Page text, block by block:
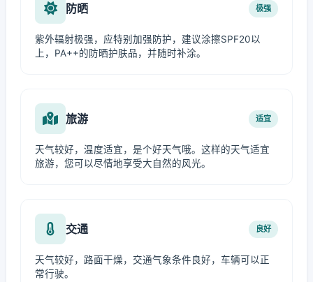
防晒 极强
紫外辐射极强，应特别加强防护，建议涂擦SPF20以
上，PA++的防晒护肤品，并随时补涂。
旅游 适宜
天气较好，温度适宜，是个好天气哦。这样的天气适宜
旅游，您可以尽情地享受大自然的风光。
交通 良好
天气较好，路面干燥，交通气象条件良好，车辆可以正
常行驶。